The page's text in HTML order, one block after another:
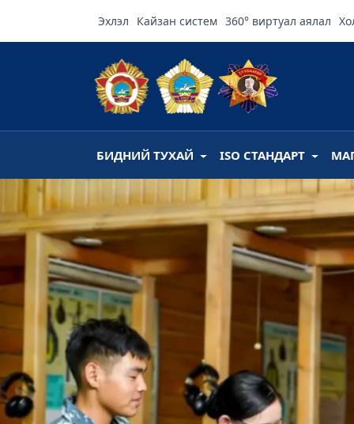
Эхлэл Кайзан систем 360° виртуал аялал
БИДНИЙ ТУХАЙ ISO СТАНДАРТ